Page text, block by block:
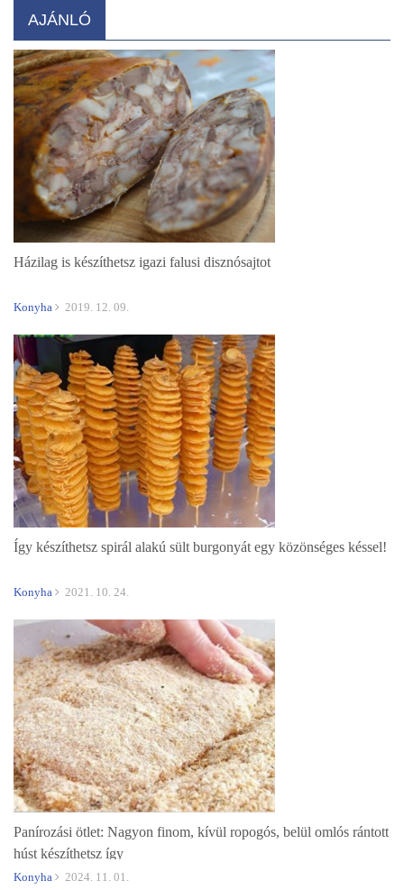
AJÁNLÓ
Házilag is készíthetsz igazi falusi disznósajtot
Konyha 2019. 12. 09.
Így készíthetsz spirál alakú sült burgonyát egy közönséges késsel!
Konyha 2021. 10. 24.
Panírozási ötlet: Nagyon finom, kívül ropogós, belül omlós rántott
húst készíthetsz így
Konyha 2024. 11. 01.